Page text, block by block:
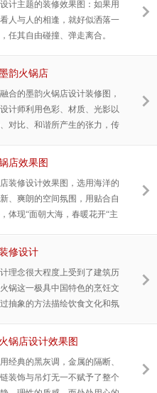
计主题的装修效果图：如果用
人与人的相逢，就好似洒落一
任其自由碰撞、弹走离合。
韵火锅店
合的墨韵火锅店设计装修图，
计师利用色彩、材质、光影以
对比、和谐所产生的张力，传
店效果图
装修设计效果图，选用海洋的
、爽朗的空间氛围，用贴合自
体现“面朝大海，春暖花开“主
清新自然，轻松愉悦的海边度
修设计
理念很大程度上受到了建筑历
锅这一极具中国特色的烹饪文
抽象的方法描绘饮食文化和氛
突出食物和空间之间的持续互
锅店设计效果图
经典的黑灰调，金属的隔断、
装饰与吊灯无一不赋予了整个